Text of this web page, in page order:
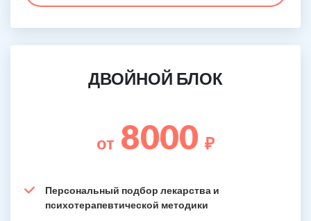
ДВОЙНОЙ БЛОК
от 8000 ₽
Персональный подбор лекарства и
психотерапевтической методики